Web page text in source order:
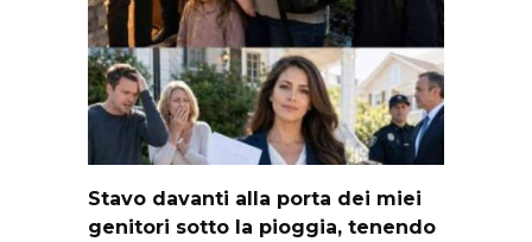
Stavo davanti alla porta dei miei
genitori sotto la pioggia, tenendo